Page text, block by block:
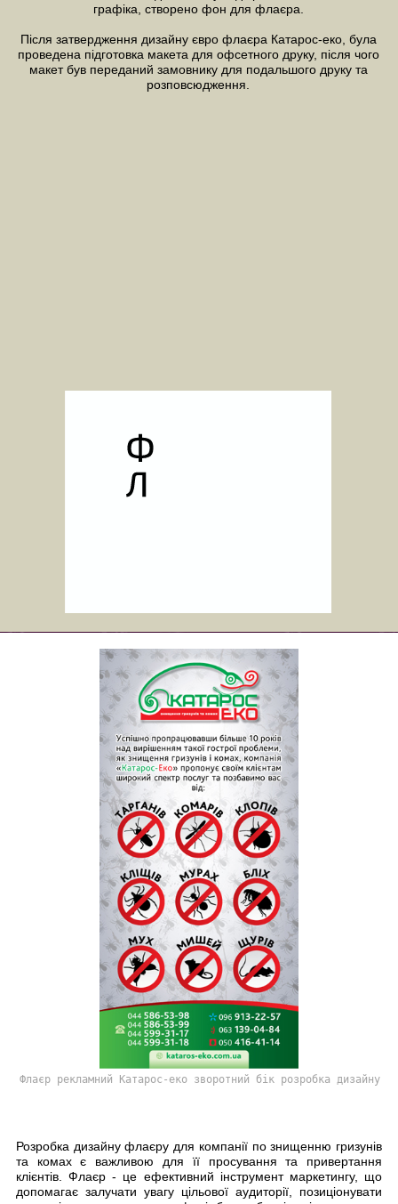
графіка, створено фон для флаєра.
Після затвердження дизайну євро флаєра Катарос-еко, була
проведена підготовка макета для офсетного друку, після чого
макет був переданий замовнику для подальшого друку та
розповсюдження.
Флаєр рекламний Катарос-еко зворотний бік розробка дизайну
Розробка дизайну флаєру для компанії по знищенню гризунів
та комах є важливою для її просування та привертання
клієнтів. Флаєр - це ефективний інструмент маркетингу, що
допомагає залучати увагу цільової аудиторії, позиціонувати